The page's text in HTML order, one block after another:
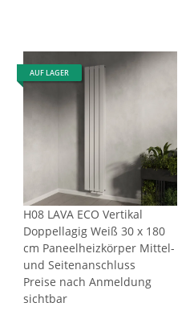
AUF LAGER
H08 LAVA ECO Vertikal
Doppellagig Weiß 30 x 180
cm Paneelheizkörper Mittel-
und Seitenanschluss
Preise nach Anmeldung
sichtbar